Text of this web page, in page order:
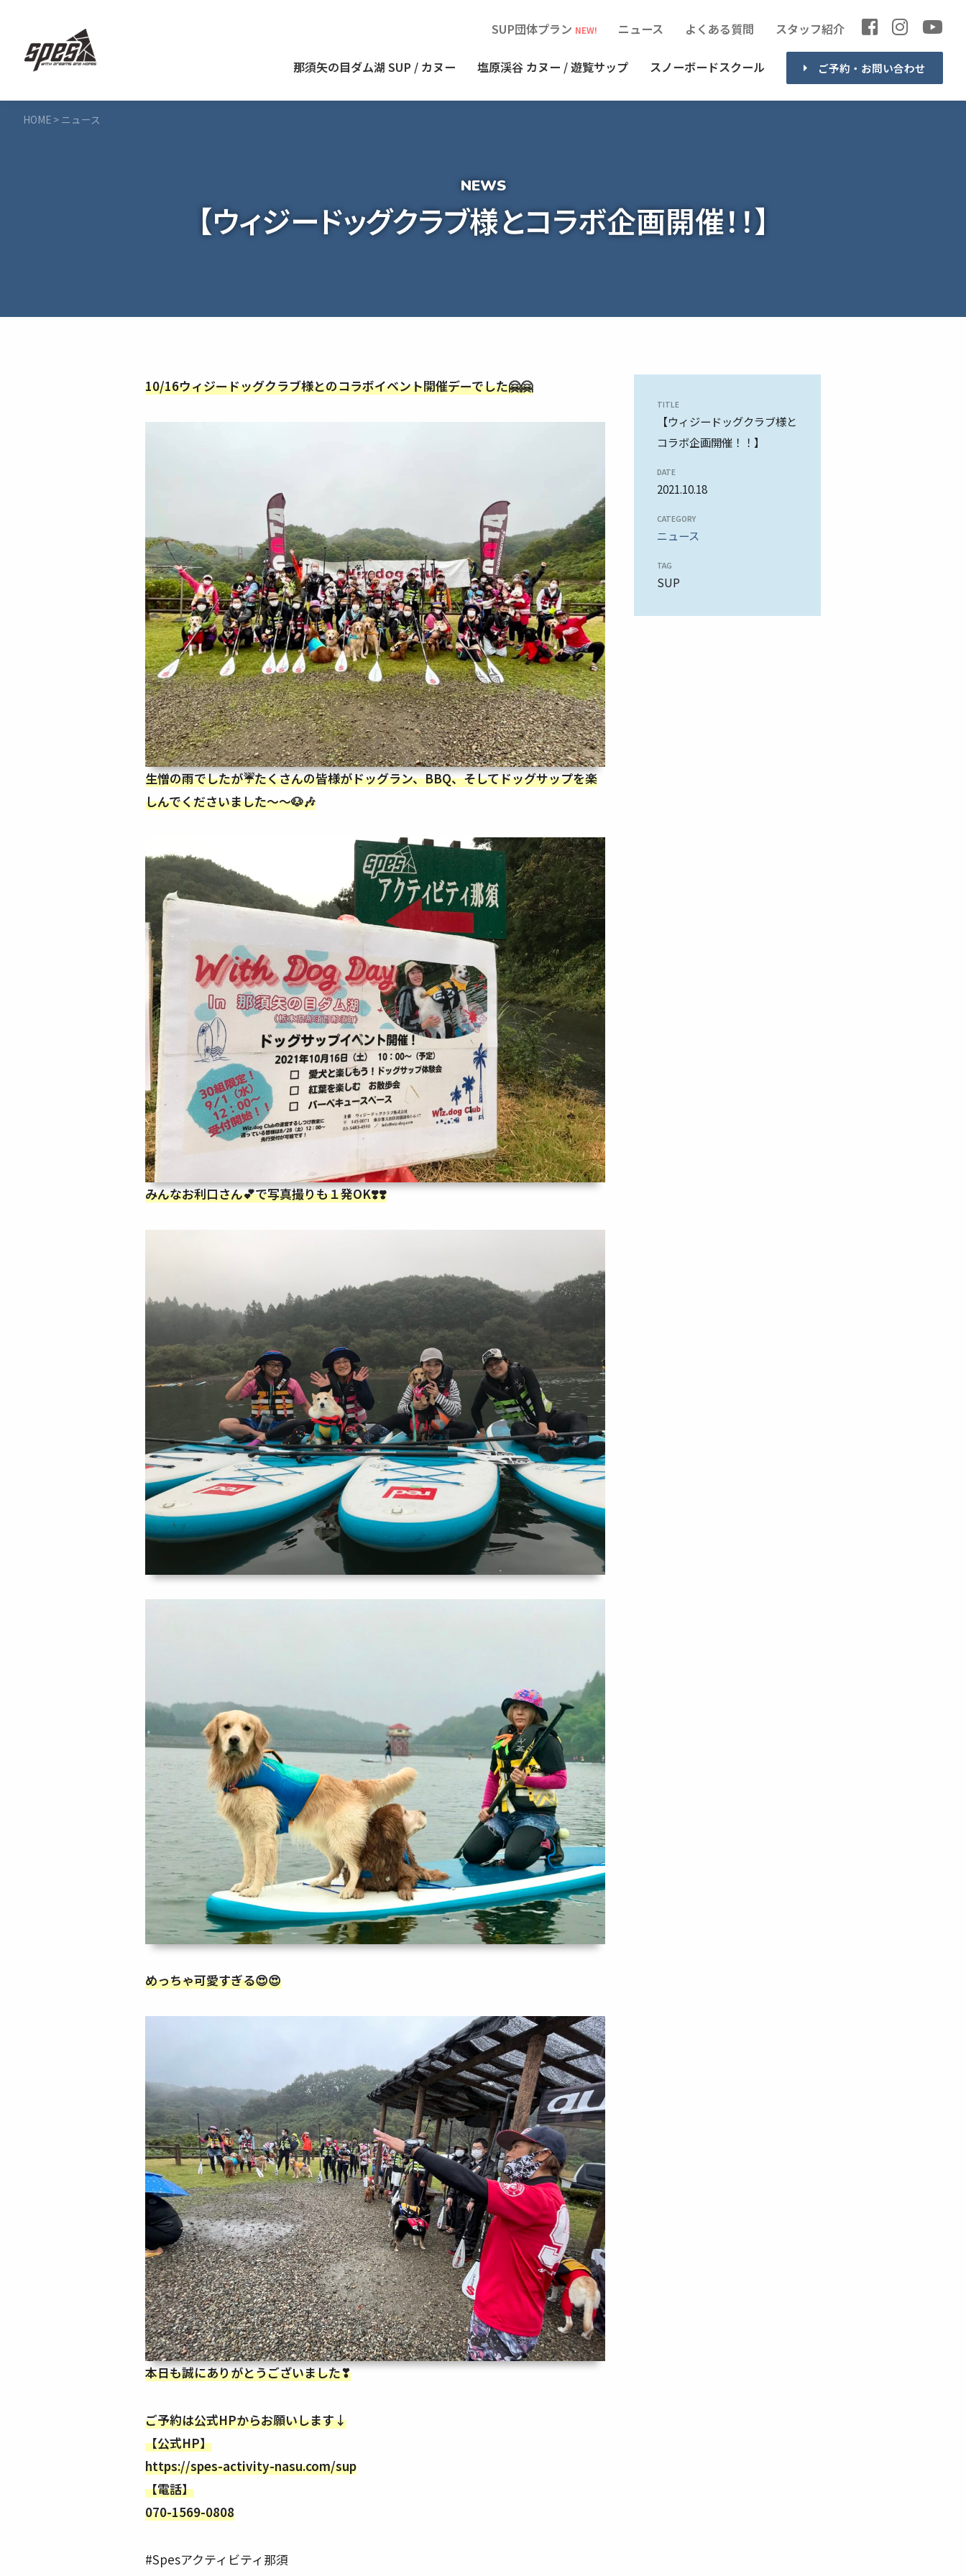
那須矢の目ダム湖 SUP / カヌー 塩原渓谷 カヌー / 遊覧サップ スノーボードスクール ご予約・お問い合わせ
SUP団体プラン NEW! ニュース よくある質問 スタッフ紹介
HOME > ニュース
【ウィジードッグクラブ様とコラボ企画開催！！】
10/16ウィジードッグクラブ様とのコラボイベント開催デーでした🤗🤗
生憎の雨でしたが☔️たくさんの皆様がドッグラン、BBQ、そしてドッグサップを楽
しんでくださいました〜〜🐶🎶
みんなお利口さん💕で写真撮りも１発OK❣️❣️
めっちゃ可愛すぎる😍😍
本日も誠にありがとうございました❣
ご予約は公式HPからお願いします↓
【公式HP】
https://spes-activity-nasu.com/sup
【電話】
070-1569-0808
#Spesアクティビティ那須
TITLE
【ウィジードッグクラブ様と
コラボ企画開催！！】
DATE
2021.10.18
CATEGORY
ニュース
TAG
SUP